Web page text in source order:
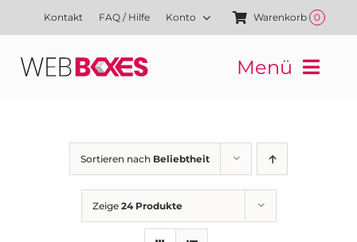
Kontakt FAQ / Hilfe Konto Warenkorb 0
Menü
Kampagnen
Referenzen
Finanzierung
Sortieren nach Beliebtheit
Zeige 24 Produkte